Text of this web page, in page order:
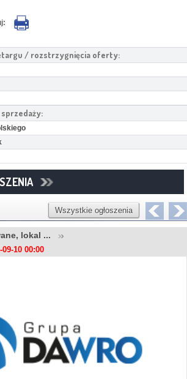
/ rozstrzygnięcia oferty:
Wszystkie ogłoszenia
lokal ...
09-10 00:00